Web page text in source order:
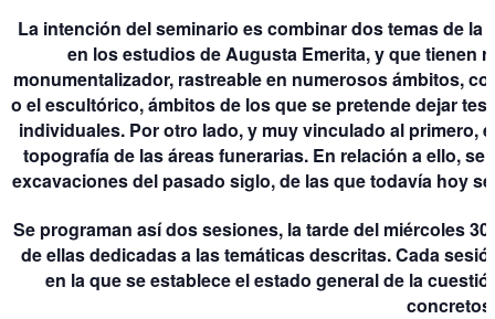
La intención del seminario es combinar dos temas de
en los estudios de Augusta Emerita, y que tienen
monumentalizador, rastreable en numerosos ámbitos,
o el escultórico, ámbitos de los que se pretende dejar
individuales. Por otro lado, y muy vinculado al primero,
topografía de las áreas funerarias. En relación a ello,
excavaciones del pasado siglo, de las que todavía hoy
Se programan así dos sesiones, la tarde del miércoles
de ellas dedicadas a las temáticas descritas. Cada
en la que se establece el estado general de la
concretos.